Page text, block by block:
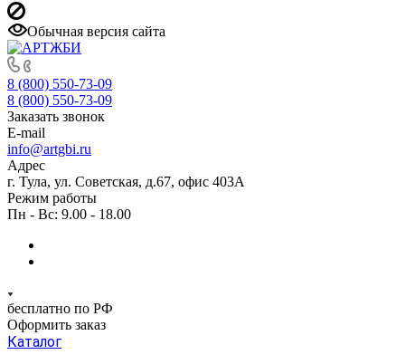
Обычная версия сайта
8 (800) 550-73-09
8 (800) 550-73-09
Заказать звонок
E-mail
info@artgbi.ru
Адрес
г. Тула, ул. Советская, д.67, офис 403А
Режим работы
Пн - Вс: 9.00 - 18.00
бесплатно по РФ
Оформить заказ
Каталог